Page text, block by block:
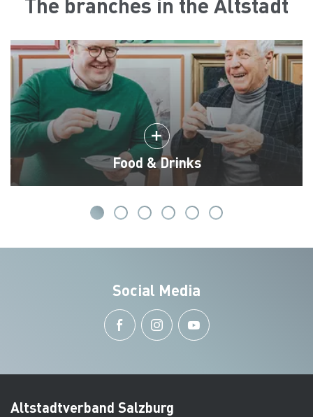
Food & Drinks
Social Media
Altstadtverband Salzburg